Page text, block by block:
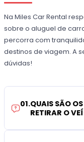
Na Miles Car Rental
sobre o aluguel de
percorra com
destinos de viagem. A
dúvidas!
01.QUAIS SÃO
RETIRAR O